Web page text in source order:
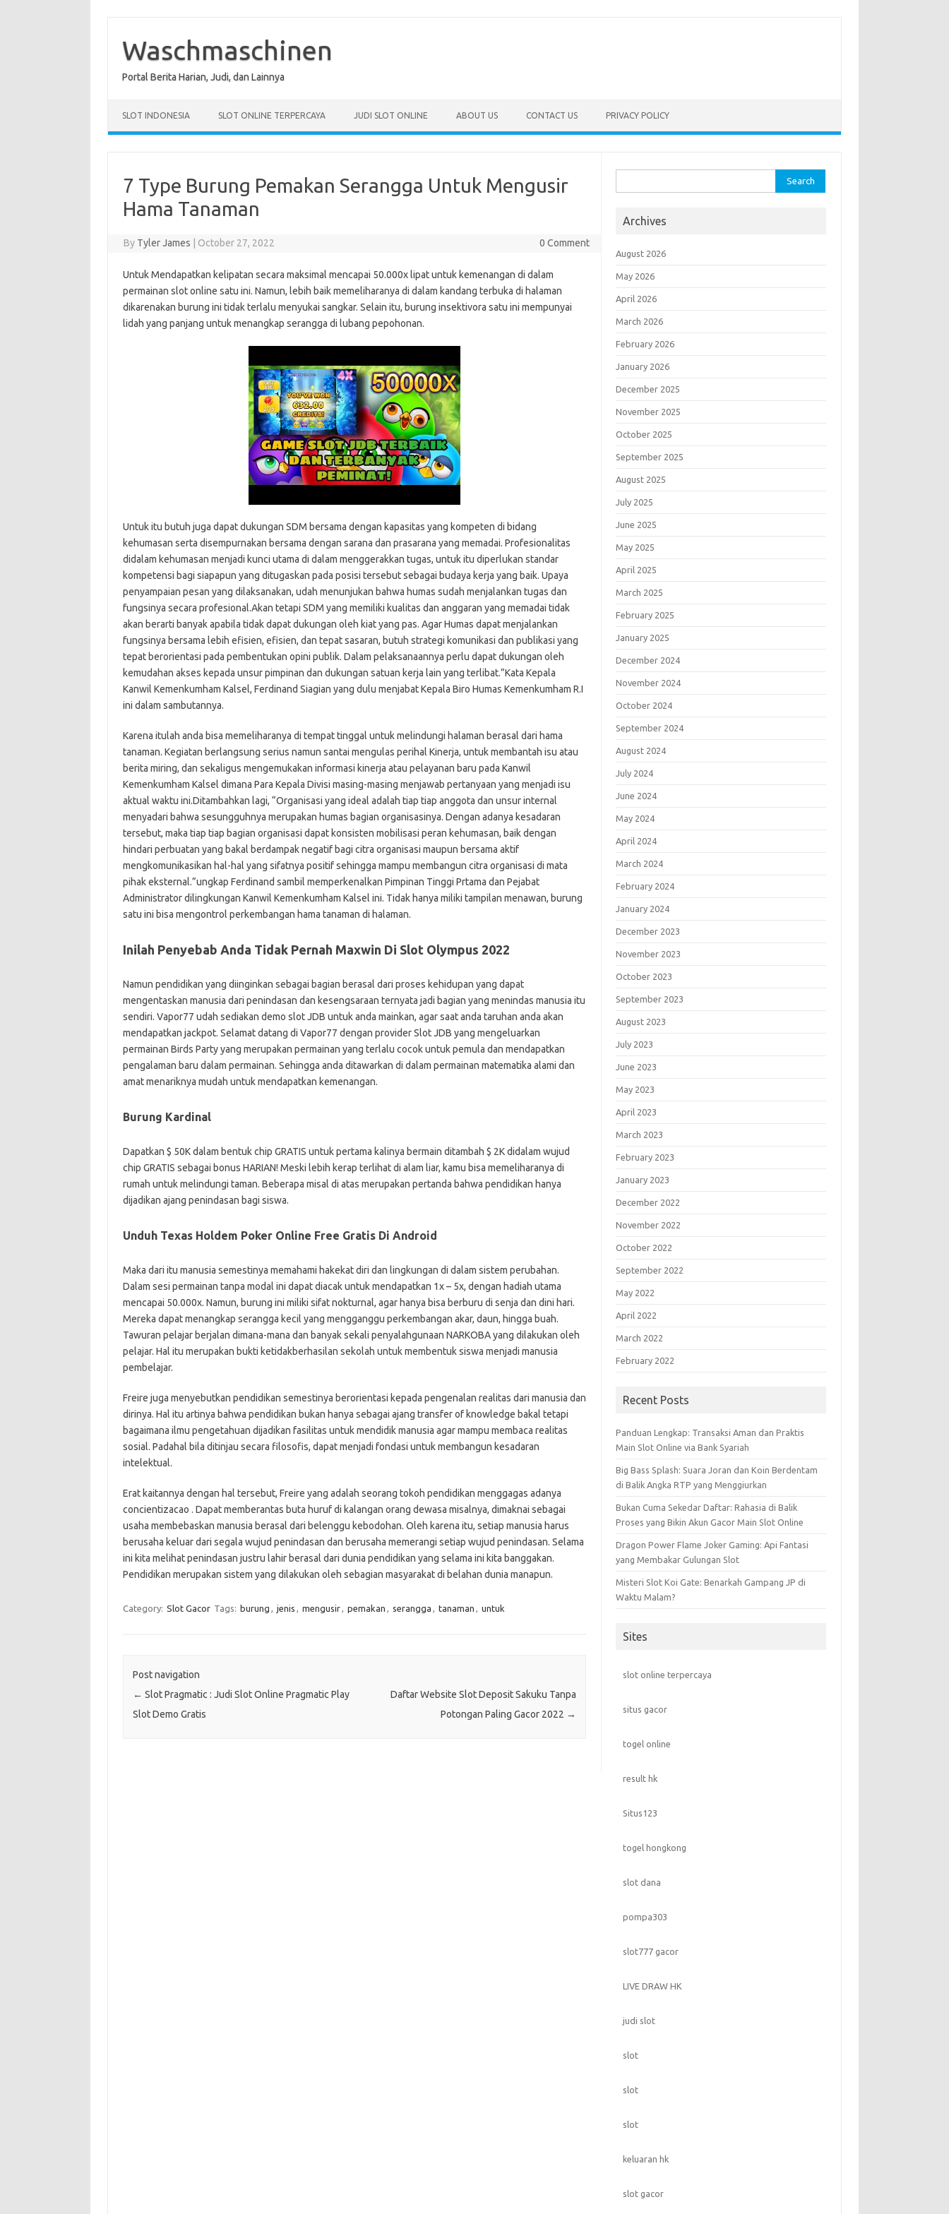
contentWaschmaschinen
Portal Berita Harian, Judi, dan Lainnya
SLOT INDONESIA SLOT ONLINE TERPERCAYA JUDI SLOT ONLINE ABOUT US CONTACT US PRIVACY POLICY
7 Type Burung Pemakan Serangga Untuk Mengusir
Hama Tanaman
By Tyler James October 27, 2022 0 Comment
Untuk Mendapatkan kelipatan secara maksimal mencapai 50.000x lipat untuk kemenangan di dalam
permainan slot online satu ini. Namun, lebih baik memeliharanya di dalam kandang terbuka di halaman
dikarenakan burung ini tidak terlalu menyukai sangkar. Selain itu, burung insektivora satu ini mempunyai
lidah yang panjang untuk menangkap serangga di lubang pepohonan.
Untuk itu butuh juga dapat dukungan SDM bersama dengan kapasitas yang kompeten di bidang
kehumasan serta disempurnakan bersama dengan sarana dan prasarana yang memadai. Profesionalitas
didalam kehumasan menjadi kunci utama di dalam menggerakkan tugas, untuk itu diperlukan standar
kompetensi bagi siapapun yang ditugaskan pada posisi tersebut sebagai budaya kerja yang baik. Upaya
penyampaian pesan yang dilaksanakan, udah menunjukan bahwa humas sudah menjalankan tugas dan
fungsinya secara profesional.Akan tetapi SDM yang memiliki kualitas dan anggaran yang memadai tidak
akan berarti banyak apabila tidak dapat dukungan oleh kiat yang pas. Agar Humas dapat menjalankan
fungsinya bersama lebih efisien, efisien, dan tepat sasaran, butuh strategi komunikasi dan publikasi yang
tepat berorientasi pada pembentukan opini publik. Dalam pelaksanaannya perlu dapat dukungan oleh
kemudahan akses kepada unsur pimpinan dan dukungan satuan kerja lain yang terlibat.”Kata Kepala
Kanwil Kemenkumham Kalsel, Ferdinand Siagian yang dulu menjabat Kepala Biro Humas Kemenkumham R.I
ini dalam sambutannya.
Karena itulah anda bisa memeliharanya di tempat tinggal untuk melindungi halaman berasal dari hama
tanaman. Kegiatan berlangsung serius namun santai mengulas perihal Kinerja, untuk membantah isu atau
berita miring, dan sekaligus mengemukakan informasi kinerja atau pelayanan baru pada Kanwil
Kemenkumham Kalsel dimana Para Kepala Divisi masing-masing menjawab pertanyaan yang menjadi isu
aktual waktu ini.Ditambahkan lagi, “Organisasi yang ideal adalah tiap tiap anggota dan unsur internal
menyadari bahwa sesungguhnya merupakan humas bagian organisasinya. Dengan adanya kesadaran
tersebut, maka tiap tiap bagian organisasi dapat konsisten mobilisasi peran kehumasan, baik dengan
hindari perbuatan yang bakal berdampak negatif bagi citra organisasi maupun bersama aktif
mengkomunikasikan hal-hal yang sifatnya positif sehingga mampu membangun citra organisasi di mata
pihak eksternal.”ungkap Ferdinand sambil memperkenalkan Pimpinan Tinggi Prtama dan Pejabat
Administrator dilingkungan Kanwil Kemenkumham Kalsel ini. Tidak hanya miliki tampilan menawan, burung
satu ini bisa mengontrol perkembangan hama tanaman di halaman.
Inilah Penyebab Anda Tidak Pernah Maxwin Di Slot Olympus 2022
Namun pendidikan yang diinginkan sebagai bagian berasal dari proses kehidupan yang dapat
mengentaskan manusia dari penindasan dan kesengsaraan ternyata jadi bagian yang menindas manusia itu
sendiri. Vapor77 udah sediakan demo slot JDB untuk anda mainkan, agar saat anda taruhan anda akan
mendapatkan jackpot. Selamat datang di Vapor77 dengan provider Slot JDB yang mengeluarkan
permainan Birds Party yang merupakan permainan yang terlalu cocok untuk pemula dan mendapatkan
pengalaman baru dalam permainan. Sehingga anda ditawarkan di dalam permainan matematika alami dan
amat menariknya mudah untuk mendapatkan kemenangan.
Burung Kardinal
Dapatkan $ 50K dalam bentuk chip GRATIS untuk pertama kalinya bermain ditambah $ 2K didalam wujud
chip GRATIS sebagai bonus HARIAN! Meski lebih kerap terlihat di alam liar, kamu bisa memeliharanya di
rumah untuk melindungi taman. Beberapa misal di atas merupakan pertanda bahwa pendidikan hanya
dijadikan ajang penindasan bagi siswa.
Unduh Texas Holdem Poker Online Free Gratis Di Android
Maka dari itu manusia semestinya memahami hakekat diri dan lingkungan di dalam sistem perubahan.
Dalam sesi permainan tanpa modal ini dapat diacak untuk mendapatkan 1x – 5x, dengan hadiah utama
mencapai 50.000x. Namun, burung ini miliki sifat nokturnal, agar hanya bisa berburu di senja dan dini hari.
Mereka dapat menangkap serangga kecil yang mengganggu perkembangan akar, daun, hingga buah.
Tawuran pelajar berjalan dimana-mana dan banyak sekali penyalahgunaan NARKOBA yang dilakukan oleh
pelajar. Hal itu merupakan bukti ketidakberhasilan sekolah untuk membentuk siswa menjadi manusia
pembelajar.
Freire juga menyebutkan pendidikan semestinya berorientasi kepada pengenalan realitas dari manusia dan
dirinya. Hal itu artinya bahwa pendidikan bukan hanya sebagai ajang transfer of knowledge bakal tetapi
bagaimana ilmu pengetahuan dijadikan fasilitas untuk mendidik manusia agar mampu membaca realitas
sosial. Padahal bila ditinjau secara filosofis, dapat menjadi fondasi untuk membangun kesadaran
intelektual.
Erat kaitannya dengan hal tersebut, Freire yang adalah seorang tokoh pendidikan menggagas adanya
concientizacao . Dapat memberantas buta huruf di kalangan orang dewasa misalnya, dimaknai sebagai
usaha membebaskan manusia berasal dari belenggu kebodohan. Oleh karena itu, setiap manusia harus
berusaha keluar dari segala wujud penindasan dan berusaha memerangi setiap wujud penindasan. Selama
ini kita melihat penindasan justru lahir berasal dari dunia pendidikan yang selama ini kita banggakan.
Pendidikan merupakan sistem yang dilakukan oleh sebagian masyarakat di belahan dunia manapun.
Category: Slot Gacor Tags: burung , jenis , mengusir, pemakan , serangga , tanaman , untuk
Post navigation
← Slot Pragmatic : Judi Slot Online Pragmatic Play
Slot Demo Gratis
Daftar Website Slot Deposit Sakuku Tanpa
Potongan Paling Gacor 2022 →
for:
Archives
August 2026
May 2026
April 2026
March 2026
February 2026
January 2026
December 2025
November 2025
October 2025
September 2025
August 2025
July 2025
June 2025
May 2025
April 2025
March 2025
February 2025
January 2025
December 2024
November 2024
October 2024
September 2024
August 2024
July 2024
June 2024
May 2024
April 2024
March 2024
February 2024
January 2024
December 2023
November 2023
October 2023
September 2023
August 2023
July 2023
June 2023
May 2023
April 2023
March 2023
February 2023
January 2023
December 2022
November 2022
October 2022
September 2022
May 2022
April 2022
March 2022
February 2022
Recent Posts
Panduan Lengkap: Transaksi Aman dan Praktis
Main Slot Online via Bank Syariah
Big Bass Splash: Suara Joran dan Koin Berdentam
di Balik Angka RTP yang Menggiurkan
Bukan Cuma Sekedar Daftar: Rahasia di Balik
Proses yang Bikin Akun Gacor Main Slot Online
Dragon Power Flame Joker Gaming: Api Fantasi
yang Membakar Gulungan Slot
Misteri Slot Koi Gate: Benarkah Gampang JP di
Waktu Malam?
Sites
slot online terpercaya
situs gacor
togel online
result hk
Situs123
togel hongkong
slot dana
pompa303
slot777 gacor
LIVE DRAW HK
judi slot
slot
slot
slot
keluaran hk
slot gacor